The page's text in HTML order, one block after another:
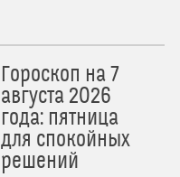
Гороскоп на 7
августа 2026
года: пятница
для спокойных
решений